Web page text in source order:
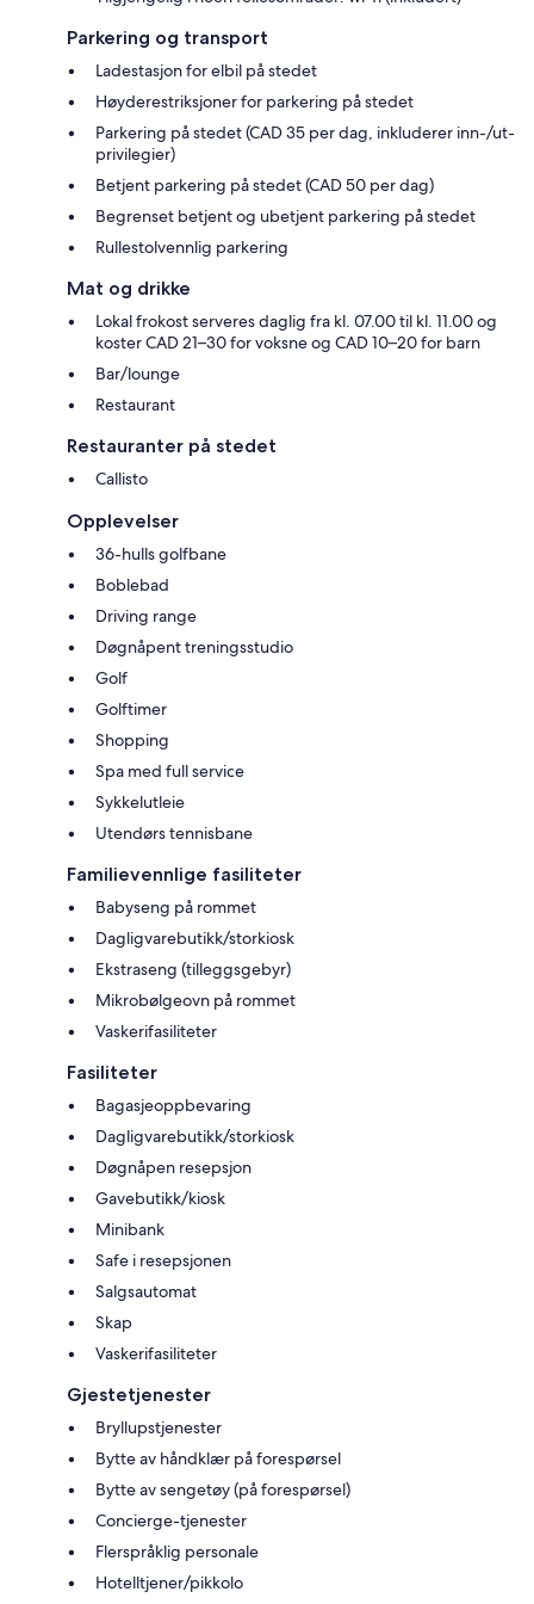
Parkering og transport
Ladestasjon for elbil på stedet
Høyderestriksjoner for parkering på stedet
Parkering på stedet (CAD 35 per dag, inkluderer inn-/ut-
privilegier)
Betjent parkering på stedet (CAD 50 per dag)
Begrenset betjent og ubetjent parkering på stedet
Rullestolvennlig parkering
Mat og drikke
Lokal frokost serveres daglig fra kl. 07.00 til kl. 11.00 og
koster CAD 21–30 for voksne og CAD 10–20 for barn
Bar/lounge
Restaurant
Restauranter på stedet
Callisto
Opplevelser
36-hulls golfbane
Boblebad
Driving range
Døgnåpent treningsstudio
Golf
Golftimer
Shopping
Spa med full service
Sykkelutleie
Utendørs tennisbane
Familievennlige fasiliteter
Babyseng på rommet
Dagligvarebutikk/storkiosk
Ekstraseng (tilleggsgebyr)
Mikrobølgeovn på rommet
Vaskerifasiliteter
Fasiliteter
Bagasjeoppbevaring
Dagligvarebutikk/storkiosk
Døgnåpen resepsjon
Gavebutikk/kiosk
Minibank
Safe i resepsjonen
Salgsautomat
Skap
Vaskerifasiliteter
Gjestetjenester
Bryllupstjenester
Bytte av håndklær på forespørsel
Bytte av sengetøy (på forespørsel)
Concierge-tjenester
Flerspråklig personale
Hotelltjener/pikkolo